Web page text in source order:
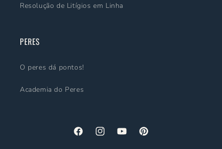
Resolução de Litígios em Linha
PERES
O peres dá pontos!
Academia do Peres
FacebookInstagramYouTubePinterest